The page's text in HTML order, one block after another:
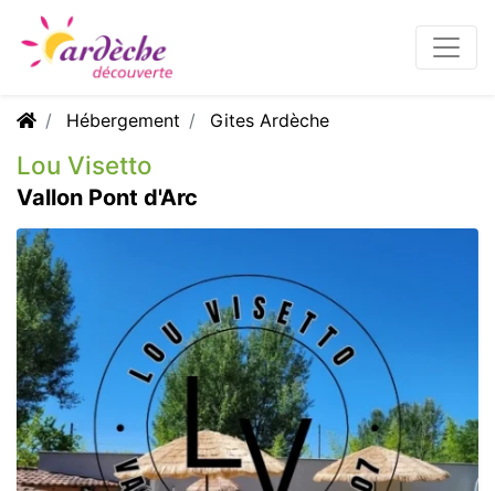
Hébergement Gites Ardèche
Lou Visetto
Vallon Pont d'Arc